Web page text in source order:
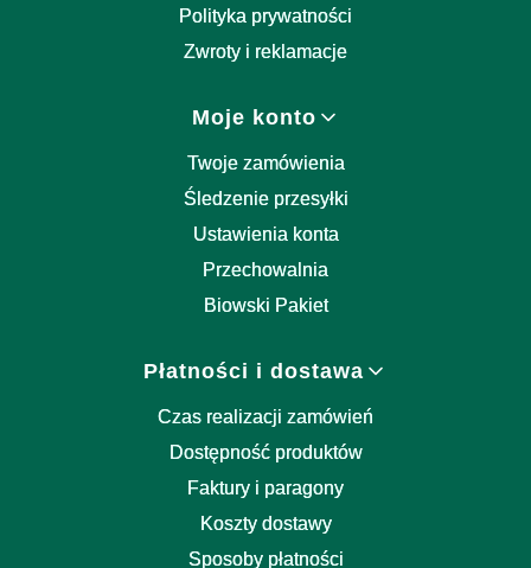
Polityka prywatności
Zwroty i reklamacje
Moje konto
Twoje zamówienia
Śledzenie przesyłki
Ustawienia konta
Przechowalnia
Biowski Pakiet
Płatności i dostawa
Czas realizacji zamówień
Dostępność produktów
Faktury i paragony
Koszty dostawy
Sposoby płatności